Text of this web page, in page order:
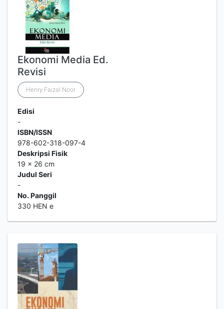
Ekonomi Media Ed.
Revisi
Henry Faizal Noor
Edisi
-
ISBN/ISSN
978-602-318-097-4
Deskripsi Fisik
19 x 26 cm
Judul Seri
-
No. Panggil
330 HEN e